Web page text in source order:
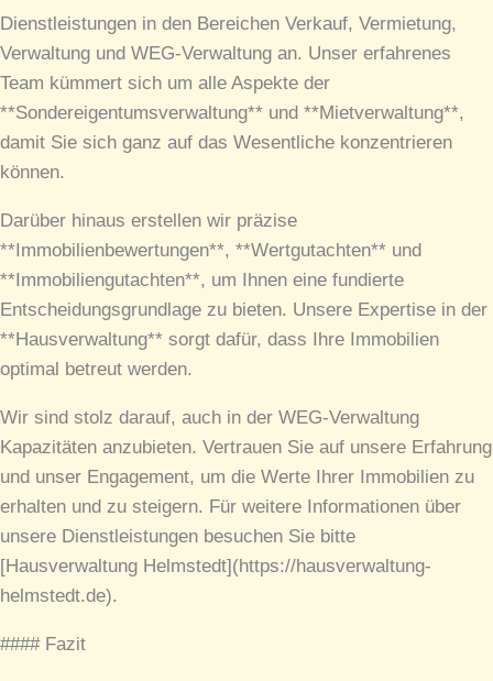
Dienstleistungen in den Bereichen Verkauf, Vermietung,
Verwaltung und WEG-Verwaltung an. Unser erfahrenes
Team kümmert sich um alle Aspekte der
**Sondereigentumsverwaltung** und **Mietverwaltung**,
damit Sie sich ganz auf das Wesentliche konzentrieren
können.
Darüber hinaus erstellen wir präzise
**Immobilienbewertungen**, **Wertgutachten** und
**Immobiliengutachten**, um Ihnen eine fundierte
Entscheidungsgrundlage zu bieten. Unsere Expertise in der
**Hausverwaltung** sorgt dafür, dass Ihre Immobilien
optimal betreut werden.
Wir sind stolz darauf, auch in der WEG-Verwaltung
Kapazitäten anzubieten. Vertrauen Sie auf unsere Erfahrung
und unser Engagement, um die Werte Ihrer Immobilien zu
erhalten und zu steigern. Für weitere Informationen über
unsere Dienstleistungen besuchen Sie bitte
[Hausverwaltung Helmstedt](https://hausverwaltung-
helmstedt.de).
#### Fazit